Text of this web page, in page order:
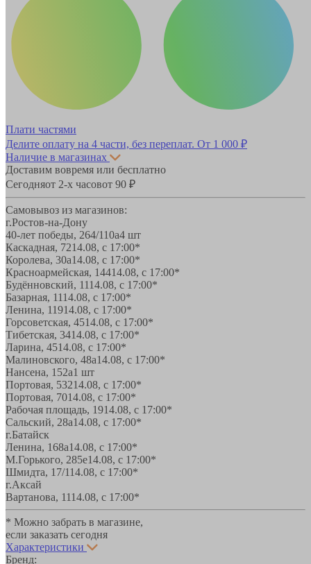
Плати частями
Делите оплату на 4 части, без переплат. От 1 000 ₽
Наличие в магазинах
Доставим вовремя или бесплатно
Сегодняот 2-х часовот 90 ₽
Самовывоз из магазинов:
г.Ростов-на-Дону
40-лет победы, 264/110а4 шт
Каскадная, 7214.08, с 17:00*
Королева, 30а14.08, с 17:00*
Красноармейская, 14414.08, с 17:00*
Будённовский, 1114.08, с 17:00*
Базарная, 1114.08, с 17:00*
Ленина, 11914.08, с 17:00*
Горсоветская, 4514.08, с 17:00*
Тибетская, 3414.08, с 17:00*
Ларина, 4514.08, с 17:00*
Малиновского, 48а14.08, с 17:00*
Нансена, 152а1 шт
Портовая, 53214.08, с 17:00*
Портовая, 7014.08, с 17:00*
Рабочая площадь, 1914.08, с 17:00*
Сальский, 28a14.08, с 17:00*
г.Батайск
Ленина, 168а14.08, с 17:00*
М.Горького, 285е14.08, с 17:00*
Шмидта, 17/114.08, с 17:00*
г.Аксай
Вартанова, 1114.08, с 17:00*
* Можно забрать в магазине,
если заказать сегодня
Характеристики
Бренд: